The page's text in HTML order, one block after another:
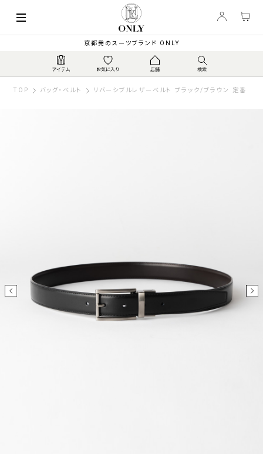
京都発のスーツブランド ONLY
TOP バッグ・ベルト リバーシブルレザーベルト ブラック/ブラウン 定番